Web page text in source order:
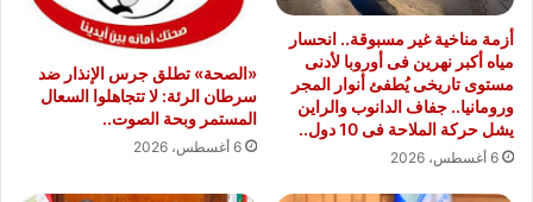
أزمة مناخية غير مسبوقة.. انحسار
مياه أكبر نهرين فى أوروبا لأدنى
مستوى تاريخى يُطفئ أنوار المجر
ورومانيا.. جفاف الدانوب والراين
يشل حركة الملاحة فى 10 دول..
6 أغسطس، 2026
«الصحة» تطلق جرس الإنذار ضد
سرطان الرئة: لا تتجاهلوا السعال
المستمر وبحة الصوت..
6 أغسطس، 2026